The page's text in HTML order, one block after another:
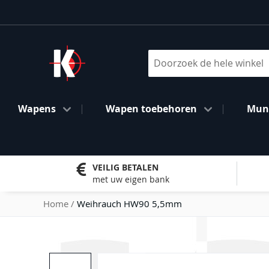
naar
inhoud
Wapens Wapen toebehoren
VEILIG BETALEN
met uw eigen bank
Home Weihrauch HW90 5,5mm